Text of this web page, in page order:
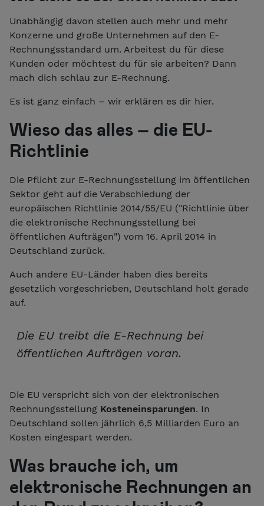
Unabhängig davon stellen auch mehr und mehr
Konzerne und große Unternehmen auf den E-
Rechnungsstandard um. Arbeitest du für diese
Kunden oder möchtest du für sie arbeiten? Dann
mach dich schlau zur E-Rechnung.
Es ist ganz einfach – wir erklären es dir hier.
Wieso das alles – die EU-
Richtlinie
Die Pflicht zur E-Rechnungsstellung im öffentlichen
Sektor geht auf die Verabschiedung der
europäischen Richtlinie 2014/55/EU ("Richtlinie über
die elektronische Rechnungsstellung bei
öffentlichen Aufträgen") vom 16. April 2014 in
Deutschland zurück.
Auch andere EU-Länder haben dies bereits
gesetzlich vorgeschrieben, Deutschland holt gerade
auf.
Die EU treibt die E-Rechnung bei
öffentlichen Aufträgen voran.
Die EU verspricht sich von der elektronischen
Rechnungsstellung Kosteneinsparungen. In
Deutschland sollen jährlich 6,5 Milliarden Euro an
Kosten eingespart werden.
Was brauche ich, um
elektronische Rechnungen an